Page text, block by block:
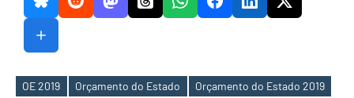
OE 2019 Orçamento do Estado
Orçamento do Estado 2019